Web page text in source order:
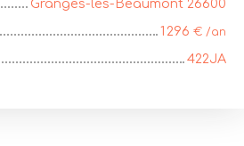
Granges-les-Beaumont 26600
1 296 € /an
422JA